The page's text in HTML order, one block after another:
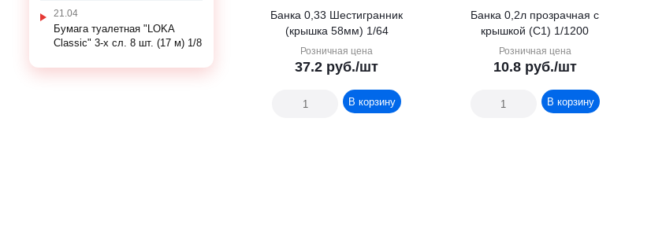
Банка 0,33 Шестигранник
(крышка 58мм) 1/64
Розничная цена
37.2 руб./шт
В корзину
Банка 0,2л прозрачная с
крышкой (С1) 1/1200
Розничная цена
10.8руб./шт
В корзину
21.04
Бумага туалетная "LOKA
Classic" 3-х сл. 8 шт. (17 м) 1/8